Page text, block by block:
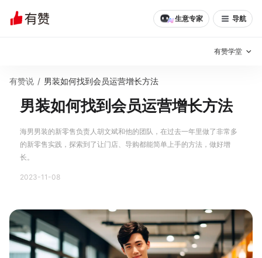
生意专家 导航
有赞学堂
私域日历 增长方法
有赞说案例拆解 有赞专家说
有赞春季发布会 实干家直播间
新零售大会 新零售茶会
有赞说 / 男装如何找到会员运营增长方法
男装如何找到会员运营增长方法
海男男装的新零售负责人胡文斌和他的团队，在过去一年里做了非常多
的新零售实践，探索到了让门店、导购都能简单上手的方法，做好增
长。
2023-11-08